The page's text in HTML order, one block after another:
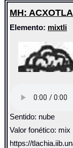
MH:
Elemento: mixtli
Sentido: nube
Valor fonético: mix
https://